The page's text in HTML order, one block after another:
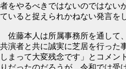
者をやるべきではないのではない
ていると捉えられかねない発言を
佐藤本人は所属事務所を通して
共演者と共に誠実に芝居を行った
しまって大変残念です」とコメン
りだったのだろうが、令和では受